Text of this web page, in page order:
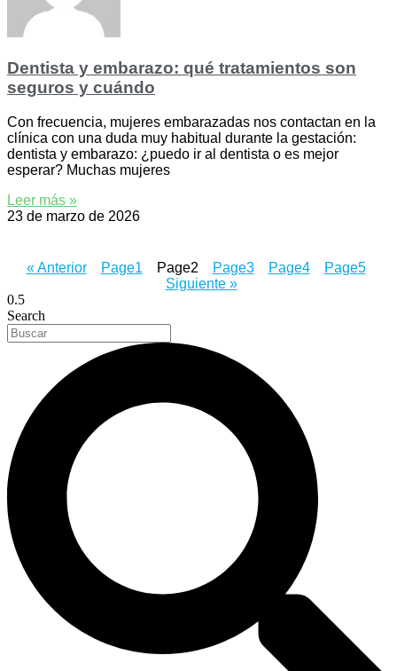
Dentista y embarazo: qué tratamientos son
seguros y cuándo
Con frecuencia, mujeres embarazadas nos contactan en la
clínica con una duda muy habitual durante la gestación:
dentista y embarazo: ¿puedo ir al dentista o es mejor
esperar? Muchas mujeres
Leer más »
23 de marzo de 2026
« Anterior Page1 Page2 Page3 Page4 Page5
Siguiente »
Search